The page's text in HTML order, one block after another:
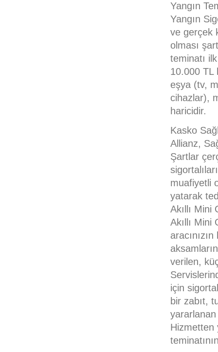
Yangın
Yangın
ve gerçek
olması
teminatı
10.000 TL
eşya (tv,
cihazlar),
haricidir.
Kasko
Allianz,
Şartlar
muafiyetli
yatarak
Akıllı Mini
Akıllı
verilen,
için
bir zabıt,
yararlanan
Hizmetten